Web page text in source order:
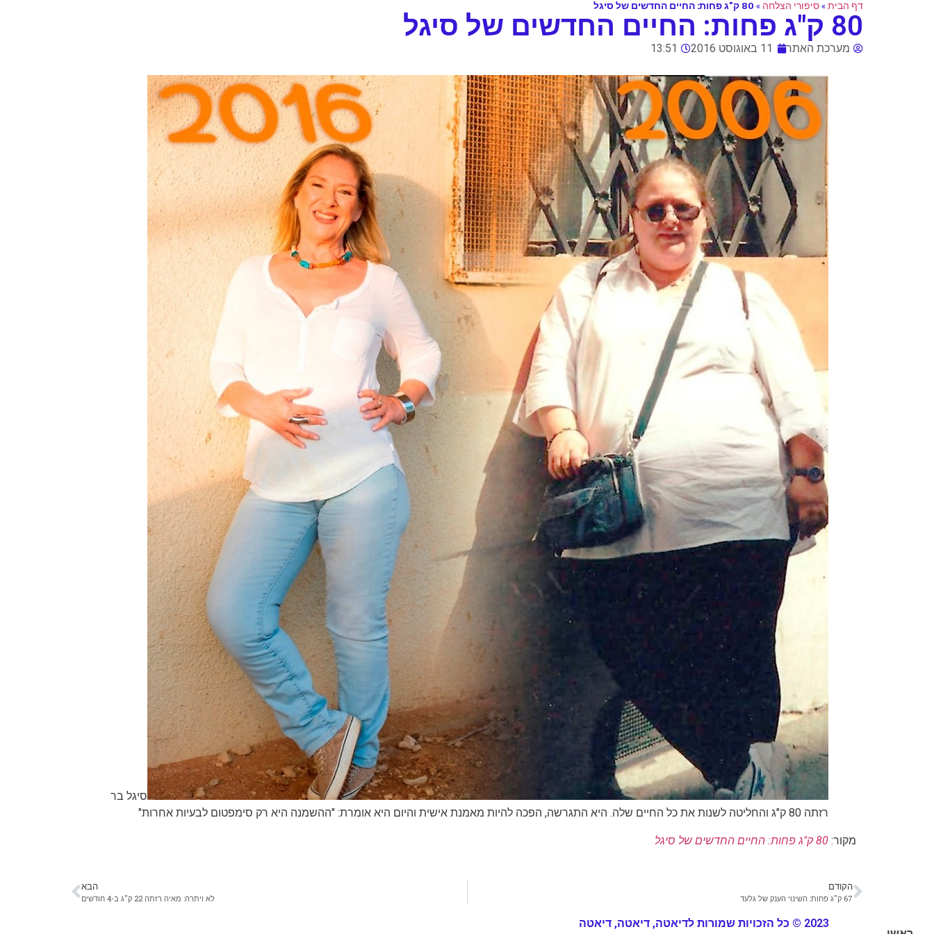
דף הבית»סיפורי הצלחה » 80 ק"ג פחות: החיים החדשים של סיגל
80 ק"ג פחות: החיים החדשים של סיגל
מערכת האתר 11 באוגוסט 2016 13:51
סיגל בר
רזתה 80 ק"ג והחליטה לשנות את כל החיים שלה. היא התגרשה, הפכה להיות מאמנת אישית והיום היא אומרת: "ההשמנה היא רק סימפטום לבעיות אחרות"
מקור: 80 ק"ג פחות: החיים החדשים של סיגל
הקודם
67 ק"ג פחות: השינוי הענק של גלעד
הבא
לא ויתרה: מאיה רזתה 22 ק"ג ב-4 חודשים
2023 © כל הזכויות שמורות לדיאטה, דיאטה, דיאטה